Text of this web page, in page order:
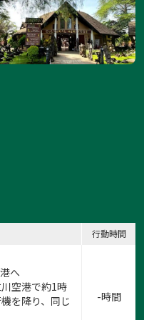
行動時間
へ
空港で約1時
を降り、同じ
-時間